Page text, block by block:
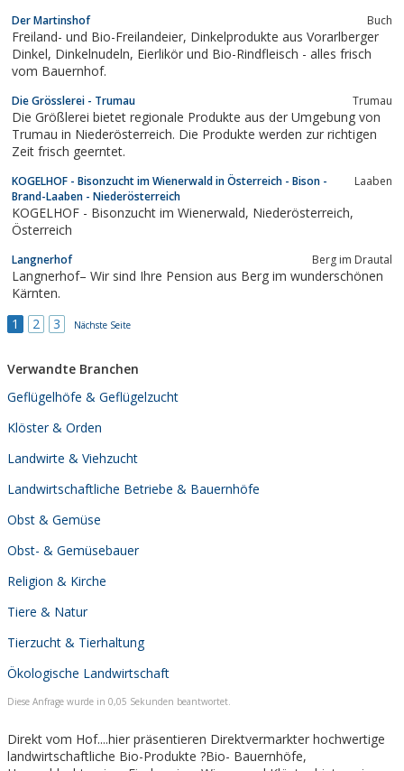
Der Martinshof Buch
Freiland- und Bio-Freilandeier, Dinkelprodukte aus Vorarlberger
Dinkel, Dinkelnudeln, Eierlikör und Bio-Rindfleisch - alles frisch
vom Bauernhof.
Die Grösslerei - Trumau Trumau
Die Größlerei bietet regionale Produkte aus der Umgebung von
Trumau in Niederösterreich. Die Produkte werden zur richtigen
Zeit frisch geerntet.
KOGELHOF - Bisonzucht im Wienerwald in Österreich - Bison -
Brand-Laaben - Niederösterreich
Laaben
KOGELHOF - Bisonzucht im Wienerwald, Niederösterreich,
Österreich
Langnerhof Berg im Drautal
Langnerhof– Wir sind Ihre Pension aus Berg im wunderschönen
Kärnten.
1
2 3 Nächste Seite
Verwandte Branchen
Geflügelhöfe & Geflügelzucht
Klöster & Orden
Landwirte & Viehzucht
Landwirtschaftliche Betriebe & Bauernhöfe
Obst & Gemüse
Obst- & Gemüsebauer
Religion & Kirche
Tiere & Natur
Tierzucht & Tierhaltung
Ökologische Landwirtschaft
Diese Anfrage wurde in 0,05 Sekunden beantwortet.
Direkt vom Hof....hier präsentieren Direktvermarkter hochwertige
landwirtschaftliche Bio-Produkte ?Bio- Bauernhöfe,